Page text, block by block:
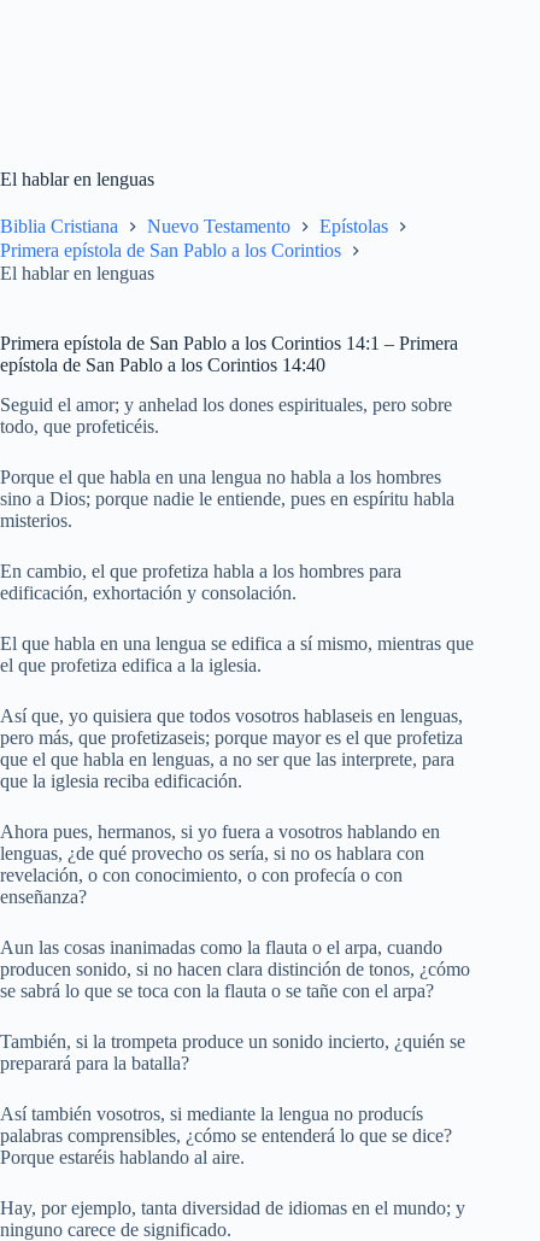
El hablar en lenguas
Biblia Cristiana Nuevo Testamento
Epístolas
Primera epístola de San Pablo a los Corintios
El hablar en lenguas
Primera epístola de San Pablo a los Corintios 14:1 – Primera
epístola de San Pablo a los Corintios 14:40
Seguid el amor; y anhelad los dones espirituales, pero sobre
todo, que profeticéis.
Porque el que habla en una lengua no habla a los hombres
sino a Dios; porque nadie le entiende, pues en espíritu habla
misterios.
En cambio, el que profetiza habla a los hombres para
edificación, exhortación y consolación.
El que habla en una lengua se edifica a sí mismo, mientras que
el que profetiza edifica a la iglesia.
Así que, yo quisiera que todos vosotros hablaseis en lenguas,
pero más, que profetizaseis; porque mayor es el que profetiza
que el que habla en lenguas, a no ser que las interprete, para
que la iglesia reciba edificación.
Ahora pues, hermanos, si yo fuera a vosotros hablando en
lenguas, ¿de qué provecho os sería, si no os hablara con
revelación, o con conocimiento, o con profecía o con
enseñanza?
Aun las cosas inanimadas como la flauta o el arpa, cuando
producen sonido, si no hacen clara distinción de tonos, ¿cómo
se sabrá lo que se toca con la flauta o se tañe con el arpa?
También, si la trompeta produce un sonido incierto, ¿quién se
preparará para la batalla?
Así también vosotros, si mediante la lengua no producís
palabras comprensibles, ¿cómo se entenderá lo que se dice?
Porque estaréis hablando al aire.
Hay, por ejemplo, tanta diversidad de idiomas en el mundo; y
ninguno carece de significado.